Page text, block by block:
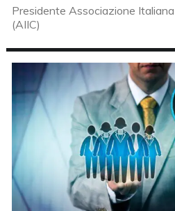
Presidente Associazione
(AIIC)